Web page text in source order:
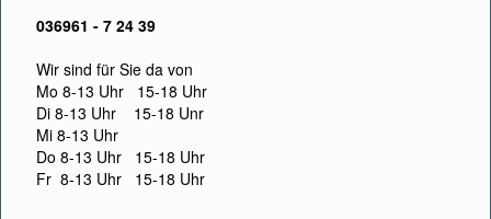
036961 - 7 24 39
Wir sind für Sie da von
Mo 8-13 Uhr 15-18 Uhr
Di 8-13 Uhr 15-18 Unr
Mi 8-13 Uhr
Do 8-13 Uhr 15-18 Uhr
Fr 8-13 Uhr 15-18 Uhr